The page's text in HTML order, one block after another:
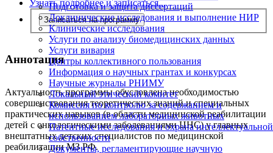
Подготовка и защита диссертаций
Доклинические исследования и выполнение НИР
Клинические исследования
Услуги по анализу биомедицинских данных
Услуги вивария
Центры коллективного пользования
Информация о научных грантах и конкурсах
Научные журналы РНИМУ
Локальный этический комитет
Комиссия по контролю за содержанием и
использованием лабораторных животных
Патентные исследования и охрана интеллектуальной
собственности
Документы, регламентирующие научную
Узнать подробнее и записаться...
Записаться на программу
Аннотация
Актуальность программы обусловлена необходимостью
совершенствования теоретических знаний и специальных
практических навыков (в области медицинской реабилитации
детей с онкологическими заболеваниями ЦНС) у главных
внештатных детских специалистов по медицинской
реабилитации МЗ РФ.